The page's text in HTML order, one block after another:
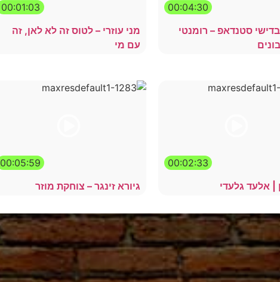
00:04:30
סטנדאפ – רומנטי
00:01:03
מני עוזרי – לטוס זה לא לאן, זה
עם מי
00:02:33
| אלעד גלעדי
00:05:59
גיורא זינגר – צוחקת מוזר